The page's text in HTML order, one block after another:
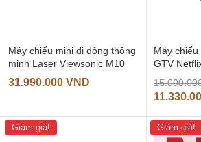
Máy chiếu mini di động thông
minh Laser Viewsonic M10
31.990.000 VND
Máy chiếu
GTV
Giảm giá! Giảm giá!